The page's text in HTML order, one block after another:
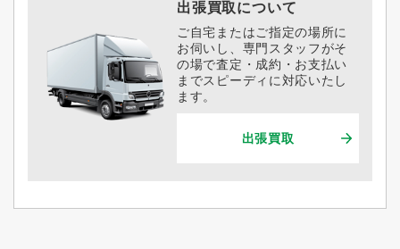
出張買取について
ご自宅またはご指定の場所に
お伺いし、専門スタッフがそ
の場で査定・成約・お支払い
までスピーディに対応いたし
ます。
出張買取